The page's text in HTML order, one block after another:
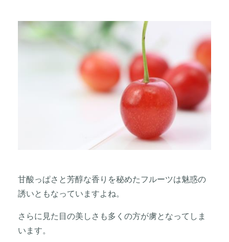
甘酸っぱさと芳醇な香りを秘めたフルーツは魅惑の
誘いともなっていますよね。
さらに見た目の美しさも多くの方が虜となってしま
います。